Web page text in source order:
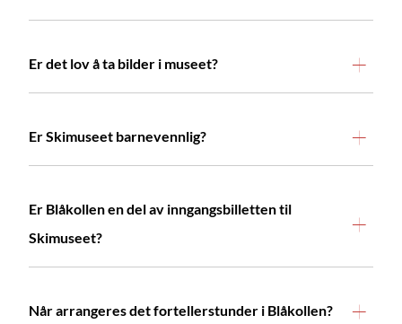
Er det lov å ta bilder i museet?
Er Skimuseet barnevennlig?
Er Blåkollen en del av inngangsbilletten til
Skimuseet?
Når arrangeres det fortellerstunder i Blåkollen?